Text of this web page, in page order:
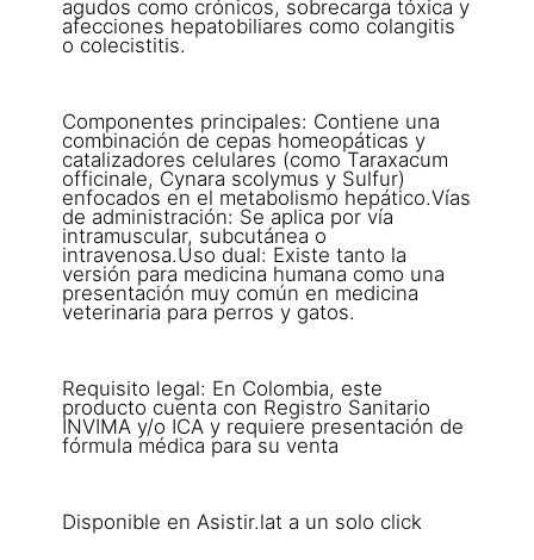
agudos como crónicos, sobrecarga tóxica y
afecciones hepatobiliares como colangitis
o colecistitis.
Componentes principales: Contiene una
combinación de cepas homeopáticas y
catalizadores celulares (como Taraxacum
officinale, Cynara scolymus y Sulfur)
enfocados en el metabolismo hepático.Vías
de administración: Se aplica por vía
intramuscular, subcutánea o
intravenosa.Uso dual: Existe tanto la
versión para medicina humana como una
presentación muy común en medicina
veterinaria para perros y gatos.
Requisito legal: En Colombia, este
producto cuenta con Registro Sanitario
INVIMA y/o ICA y requiere presentación de
fórmula médica para su venta
Disponible en Asistir.lat a un solo click